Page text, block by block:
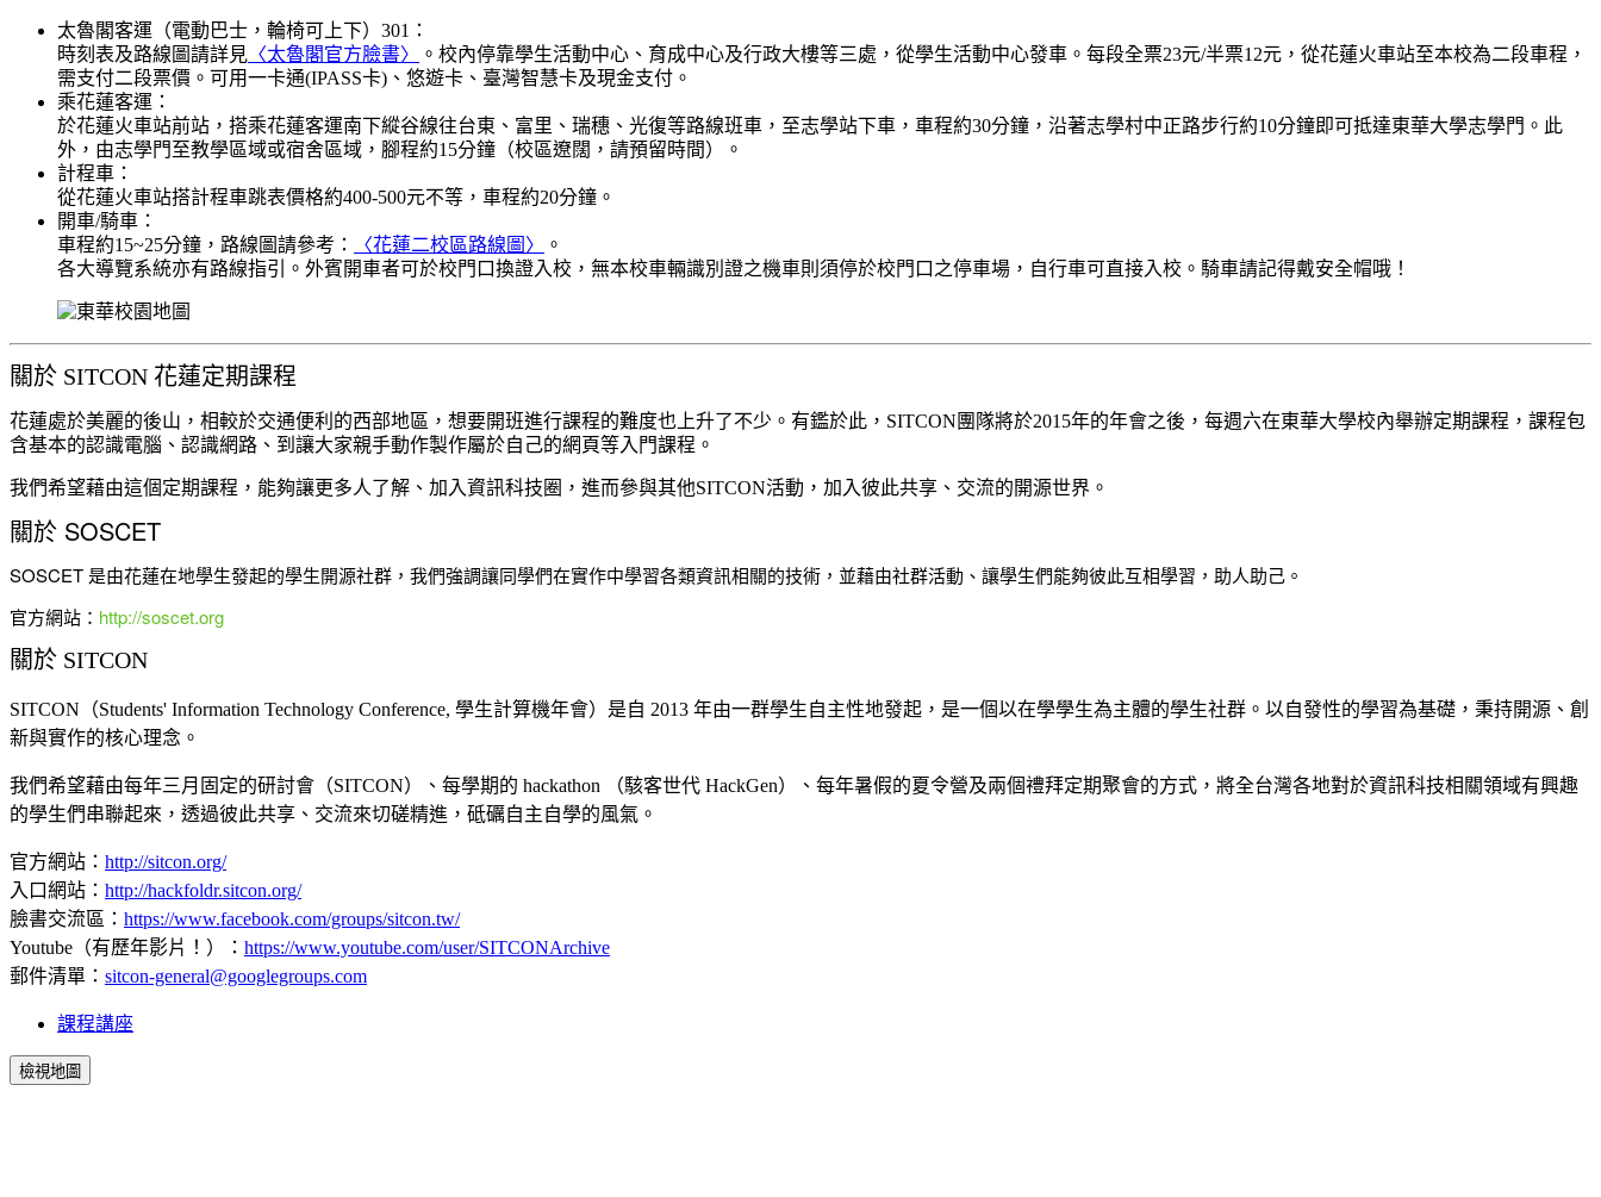
太魯閣客運（電動巴士，輪椅可上下）301：
時刻表及路線圖請詳見 〈太魯閣官方臉書〉
。校內停靠學生活動中心、育成中心及行政大樓等三處，從學生活動中心發車。每段全票23元/半票12元，從花蓮火車站至本校為二段車程，
需支付二段票價。可用一卡通(IPASS卡)、悠遊卡、臺灣智慧卡及現金支付。
乘花蓮客運：
於花蓮火車站前站，搭乘花蓮客運南下縱谷線往台東、富里、瑞穗、光復等路線班車，至志學站下車，車程約30分鐘，沿著志學村中正路步行約10分鐘即可抵達東華大學志學門。此
外，由志學門至教學區域或宿舍區域，腳程約15分鐘（校區遼闊，請預留時間）。
計程車：
從花蓮火車站搭計程車跳表價格約400-500元不等，車程約20分鐘。
開車/騎車：
車程約15~25分鐘，路線圖請參考：
〈花蓮二校區路線圖〉
。
各大導覽系統亦有路線指引。外賓開車者可於校門口換證入校，無本校車輛識別證之機車則須停於校門口之停車場，自行車可直接入校。騎車請記得戴安全帽哦！
關於 SITCON 花蓮定期課程
花蓮處於美麗的後山，相較於交通便利的西部地區，想要開班進行課程的難度也上升了不少。有鑑於此，SITCON團隊將於2015年的年會之後，每週六在東華大學校內舉辦定期課程， 課程包
含基本的認識電腦、認識網路、到讓大家親手動作製作屬於自己的網頁等入門課程。
我們希望藉由這個定期課程，能夠讓更多人了解、加入資訊科技圈，進而參與其他SITCON活動，加入彼此共享、交流的開源世界。
關於 SOSCET
SOSCET 是由花蓮在地學生發起的學生開源社群，我們強調讓同學們在實作中學習各類資訊相關的技術，並藉由社群活動、讓學生們能夠彼此互相學習，助人助己。
官方網站： http://soscet.org
關於 SITCON
SITCON（Students' Information Technology Conference, 學生計算機年會）是自 2013 年由一群學生自主性地發起，是一個以在學學生為主體的學生社群。以自發性的學習為基礎，秉持開源、創
新與實作的核心理念。
我們希望藉由每年三月固定的研討會（SITCON）、每學期的 hackathon （駭客世代 HackGen）、每年暑假的夏令營及兩個禮拜定期聚會的方式，將全台灣各地對於資訊科技相關領域有興趣
的學生們串聯起來，透過彼此共享、交流來切磋精進，砥礪自主自學的風氣。
官方網站： http://sitcon.org/
入口網站： http://hackfoldr.sitcon.org/
臉書交流區： https://www.facebook.com/groups/sitcon.tw/
Youtube（有歷年影片！）： https://www.youtube.com/user/SITCONArchive
郵件清單： sitcon-general@googlegroups.com
課程講座
檢視地圖